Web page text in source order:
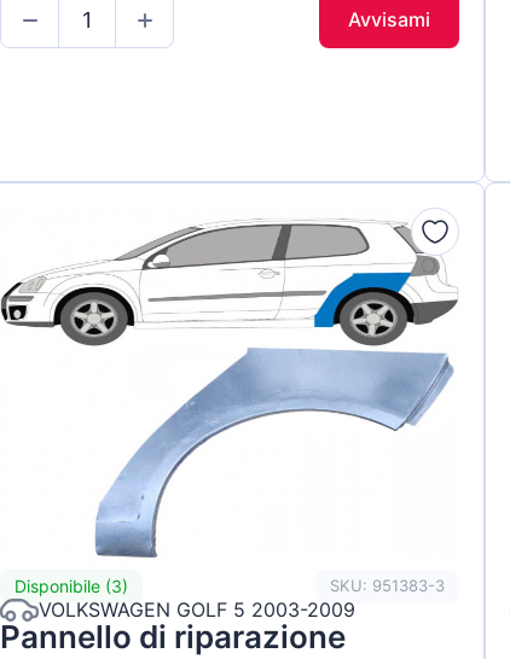
Avvisami
Disponibile (3) SKU: 951383-3
VOLKSWAGEN GOLF 5 2003-2009
Pannello di riparazione